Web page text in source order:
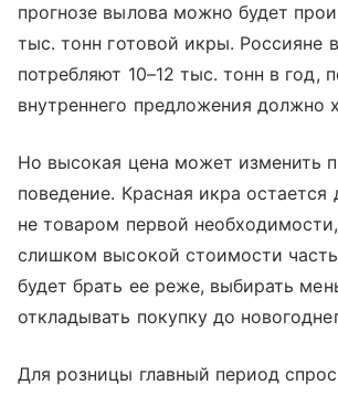
прогнозе вылова можно будет
тыс. тонн готовой икры. Россияне
потребляют 10–12 тыс. тонн в год,
внутреннего предложения должно
Но высокая цена может изменить
поведение. Красная икра остается
не товаром первой
слишком высокой стоимости часть
будет брать ее реже, выбирать
откладывать покупку до
Для розницы главный период